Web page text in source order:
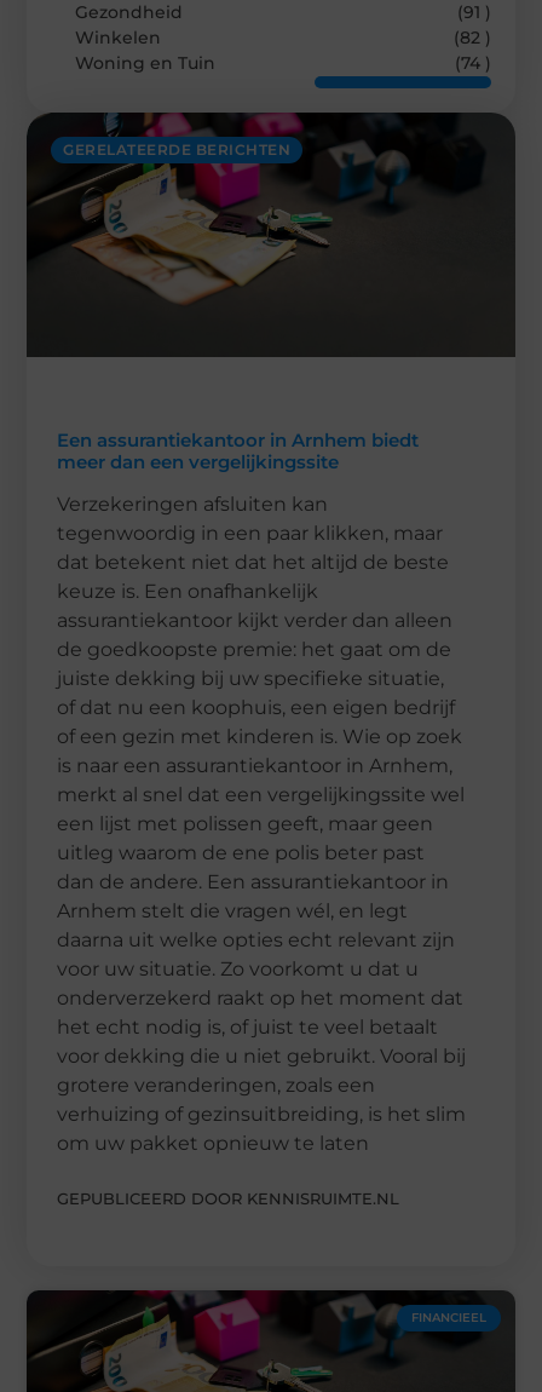
GERELATEERDE BERICHTEN
Een assurantiekantoor in Arnhem biedt
meer dan een vergelijkingssite
Verzekeringen afsluiten kan
tegenwoordig in een paar klikken, maar
dat betekent niet dat het altijd de beste
keuze is. Een onafhankelijk
assurantiekantoor kijkt verder dan alleen
de goedkoopste premie: het gaat om de
juiste dekking bij uw specifieke situatie,
of dat nu een koophuis, een eigen bedrijf
of een gezin met kinderen is. Wie op zoek
is naar een assurantiekantoor in Arnhem,
merkt al snel dat een vergelijkingssite wel
een lijst met polissen geeft, maar geen
uitleg waarom de ene polis beter past
dan de andere. Een assurantiekantoor in
Arnhem stelt die vragen wél, en legt
daarna uit welke opties echt relevant zijn
voor uw situatie. Zo voorkomt u dat u
onderverzekerd raakt op het moment dat
het echt nodig is, of juist te veel betaalt
voor dekking die u niet gebruikt. Vooral bij
grotere veranderingen, zoals een
verhuizing of gezinsuitbreiding, is het slim
om uw pakket opnieuw te laten
GEPUBLICEERD DOOR KENNISRUIMTE.NL
Gezondheid
(91 )
Winkelen
(82 )
Woning en Tuin
(74 )
FINANCIEEL